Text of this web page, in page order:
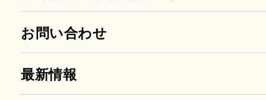
お問い合わせ
最新情報